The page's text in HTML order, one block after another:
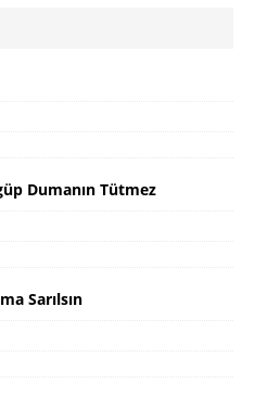
Dumanın Tütmez
Sarılsın